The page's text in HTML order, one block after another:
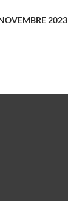
2023